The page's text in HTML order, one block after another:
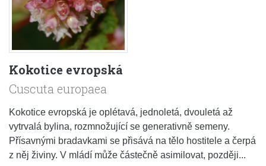
Kokotice evropská
Cuscuta europaea
Kokotice evropská je oplétavá, jednoletá, dvouletá až
vytrvalá bylina, rozmnožující se generativně semeny.
Přísavnými bradavkami se přisává na tělo hostitele a čerpá
z něj živiny. V mládí může částečně asimilovat, později...